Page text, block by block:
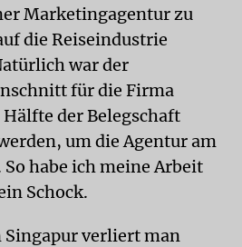
Marketingagentur zu
die Reiseindustrie
war der
für die Firma
der Belegschaft
um die Agentur am
habe ich meine Arbeit
Schock.
verliert man